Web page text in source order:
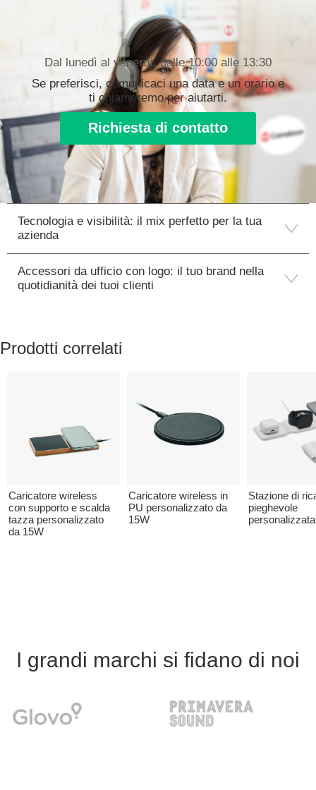
Dal lunedì al venerdì, dalle 10:00 alle 13:30
Se preferisci, comunicaci una data e un orario e
ti chiameremo per aiutarti.
Richiesta di contatto
Tecnologia e visibilità: il mix perfetto per la tua
azienda
Accessori da ufficio con logo: il tuo brand nella
quotidianità dei tuoi clienti
Prodotti correlati
Caricatore wireless
con supporto e scalda
tazza personalizzato
da 15W
Caricatore wireless in
PU personalizzato da
15W
Stazione di
pieghevole
personalizzata
I grandi marchi si fidano di noi